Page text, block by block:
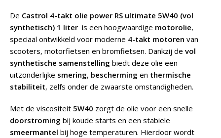
De Castrol 4-takt olie power RS ultimate 5W40 (vol
synthetisch) 1 liter is een hoogwaardige motorolie,
speciaal ontwikkeld voor moderne 4-takt motoren van
scooters, motorfietsen en bromfietsen. Dankzij de vol
synthetische samenstelling biedt deze olie een
uitzonderlijke smering, bescherming en thermische
stabiliteit, zelfs onder de zwaarste omstandigheden.
Met de viscositeit 5W40 zorgt de olie voor een snelle
doorstroming bij koude starts en een stabiele
smeermantel bij hoge temperaturen. Hierdoor wordt